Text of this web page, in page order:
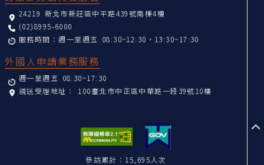
24219 新北市新莊區中平路439號南棟4樓
(02)8995-6000
服務時間：週一至週五 08:30~12:30，13:30~17:30
外國人申請業務服務
週一至週五 08:30~17:30
親送受理地址： 100臺北市中正區中華路一段39號10樓
參訪累計：15,695人次
至